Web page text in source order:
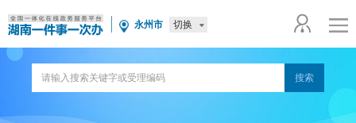
永州市 切换